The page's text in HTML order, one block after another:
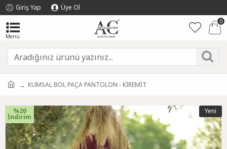
Giriş Yap Üye Ol
0
KUMSAL BOL PAÇA PANTOLON - KİREMİT
Yeni
%20
İndirim